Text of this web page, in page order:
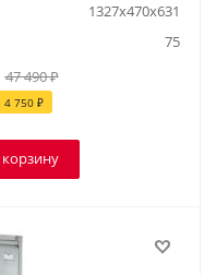
1327х470х631
75
47 490₽
4 750₽